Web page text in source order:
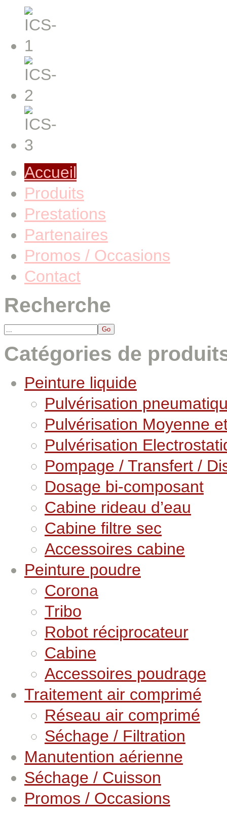
Accueil
Produits
Prestations
Partenaires
Promos / Occasions
Contact
Recherche
Catégories de
Peinture liquide
Pulvérisation
Pulvérisation Moyenne
Pulvérisation
Pompage / Transfert /
Dosage bi-composant
Cabine rideau d’eau
Cabine filtre sec
Accessoires cabine
Peinture poudre
Corona
Tribo
Robot réciprocateur
Cabine
Accessoires poudrage
Traitement air comprimé
Réseau air comprimé
Séchage / Filtration
Manutention aérienne
Séchage / Cuisson
Promos / Occasions